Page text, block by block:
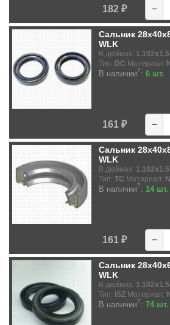
182 ₽ −
Сальник
WLK
В дюймах:
Тип: DC Материал:
В наличии?: 6 шт.
161 ₽ −
Сальник
WLK
В дюймах:
Тип: TC Материал:
В наличии?: 14 шт.
161 ₽ −
Сальник
WLK
В дюймах:
Тип: ISZ Материал:
В наличии?: 74 шт.